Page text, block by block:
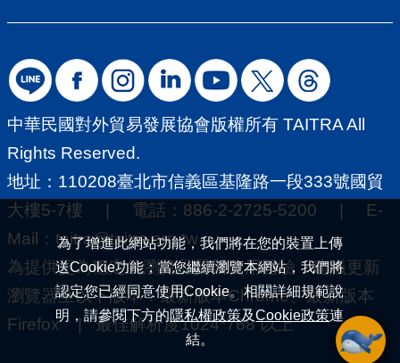
為了增進此網站功能，我們將在您的裝置上傳
送Cookie功能；當您繼續瀏覽本網站，我們將
認定您已經同意使用Cookie。相關詳細規範說
明，請參閱下方的隱私權政策及Cookie政策連
結。
N
中華民國對外貿易發展協會版權所有 TAITRA All
Rights Reserved.
地址：110208臺北市信義區基隆路一段333號國貿
大樓5-7樓 | 電話：886-2-2725-5200 | E-
Mail： taitra@taitra.org.tw
為提供更為穩定的瀏覽品質與使用體驗，建議更新
瀏覽器至以下版本：最新版本Chrome、最新版本
Firefox | 最佳解析度1024*768 以上